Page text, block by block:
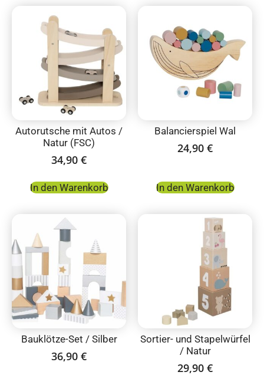
Autorutsche mit Autos /
Natur (FSC)
34,90 €
In den Warenkorb
Balancierspiel Wal
24,90 €
In den Warenkorb
Bauklötze-Set / Silber
36,90 €
Sortier- und Stapelwürfel
/ Natur
29,90 €